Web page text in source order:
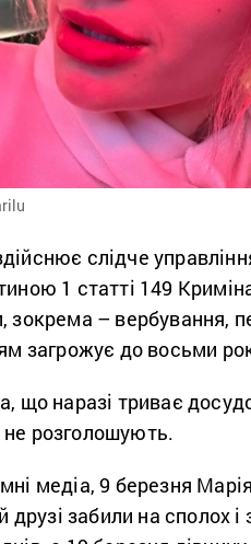
слідче
1 статті 149
зокрема – вербування,
загрожує до восьми
що наразі триває
розголошують.
медіа, 9 березня
друзі забили на сполох